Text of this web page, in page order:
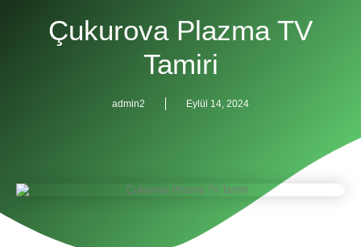
Çukurova Plazma TV
Tamiri
admin2 Eylül 14, 2024